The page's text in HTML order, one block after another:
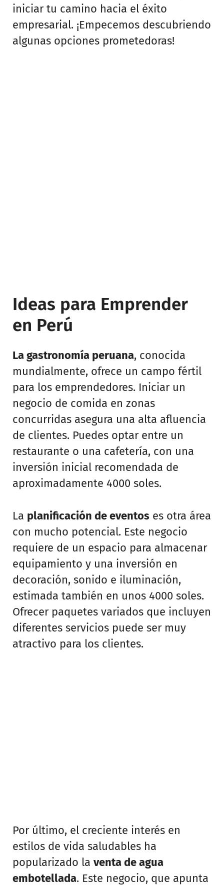
iniciar tu camino hacia el éxito
empresarial. ¡Empecemos descubriendo
algunas opciones prometedoras!
Ideas para Emprender
en Perú
La gastronomía peruana, conocida
mundialmente, ofrece un campo fértil
para los emprendedores. Iniciar un
negocio de comida en zonas
concurridas asegura una alta afluencia
de clientes. Puedes optar entre un
restaurante o una cafetería, con una
inversión inicial recomendada de
aproximadamente 4000 soles.
La planificación de eventos es otra área
con mucho potencial. Este negocio
requiere de un espacio para almacenar
equipamiento y una inversión en
decoración, sonido e iluminación,
estimada también en unos 4000 soles.
Ofrecer paquetes variados que incluyen
diferentes servicios puede ser muy
atractivo para los clientes.
Por último, el creciente interés en
estilos de vida saludables ha
popularizado la venta de agua
embotellada. Este negocio, que apunta